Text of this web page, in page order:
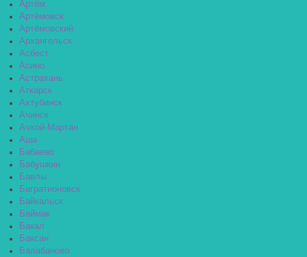
Артём
Артёмовск
Артёмовский
Архангельск
Асбест
Асино
Астрахань
Аткарск
Ахтубинск
Ачинск
Ачхой-Мартан
Аша
Бабаево
Бабушкин
Бавлы
Багратионовск
Байкальск
Баймак
Бакал
Баксан
Балабаново